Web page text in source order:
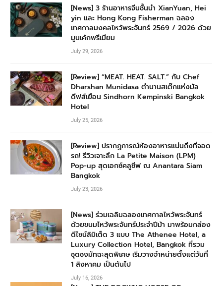
[News] 3 ร้านอาหารจีนชั้นนำ XianYuan, Hei
yin และ Hong Kong Fisherman ฉลอง
เทศกาลมงคลไหว้พระจันทร์ 2569 / 2026 ด้วย
มูนเค้กพรีเมียม
July 29, 2026
[Review] “MEAT. HEAT. SALT.” กับ Chef
Dharshan Munidasa ตำนานสเต๊กแห่งมัล
ดีฟส์เยือน Sindhorn Kempinski Bangkok
Hotel
July 25, 2026
[Review] ปรากฏการณ์ห้องอาหารแน่นถึงที่จอด
รถ! รีวิวเจาะลึก La Petite Maison (LPM)
Pop-up สุดเอกซ์คลูซีฟ ณ Anantara Siam
Bangkok
July 23, 2026
[News] ร่วมเฉลิมฉลองเทศกาลไหว้พระจันทร์
ด้วยขนมไหว้พระจันทร์ประจำปีม้า มาพร้อมกล่อง
ดีไซน์ลิมิเต็ด 3 แบบ The Athenee Hotel, a
Luxury Collection Hotel, Bangkok ที่รวม
ชุดชงมัทฉะสุดพิเศษ เริ่มวางจำหน่ายตั้งแต่วันที่
1 สิงหาคม เป็นต้นไป
July 16, 2026